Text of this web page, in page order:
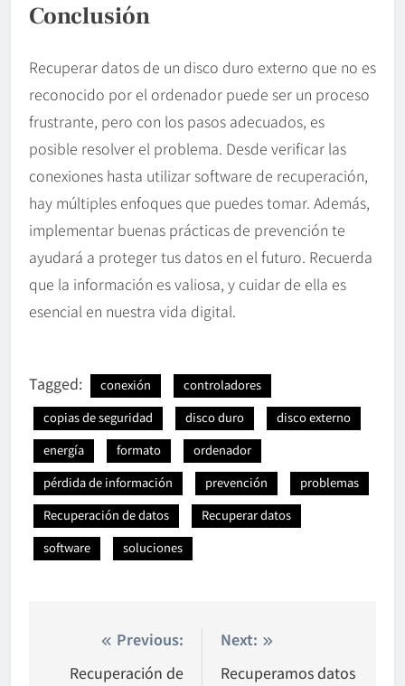
Conclusión
Recuperar datos de un disco duro externo que no es
reconocido por el ordenador puede ser un proceso
frustrante, pero con los pasos adecuados, es
posible resolver el problema. Desde verificar las
conexiones hasta utilizar software de recuperación,
hay múltiples enfoques que puedes tomar. Además,
implementar buenas prácticas de prevención te
ayudará a proteger tus datos en el futuro. Recuerda
que la información es valiosa, y cuidar de ella es
esencial en nuestra vida digital.
Tagged: conexión
controladores
copias de seguridad
disco duro
disco externo
energía
formato
ordenador
pérdida de información
prevención
problemas
Recuperación de datos
Recuperar datos
software
soluciones
Nawigacja
wpisu
Previous:
Recuperación de
Next:
Recuperamos datos